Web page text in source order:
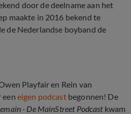
door de deelname aan het
maakte in 2016 bekend te
de Nederlandse boyband de
Playfair en Rein van
een eigen podcastbegonnen! De
- De MainStreet Podcast kwam